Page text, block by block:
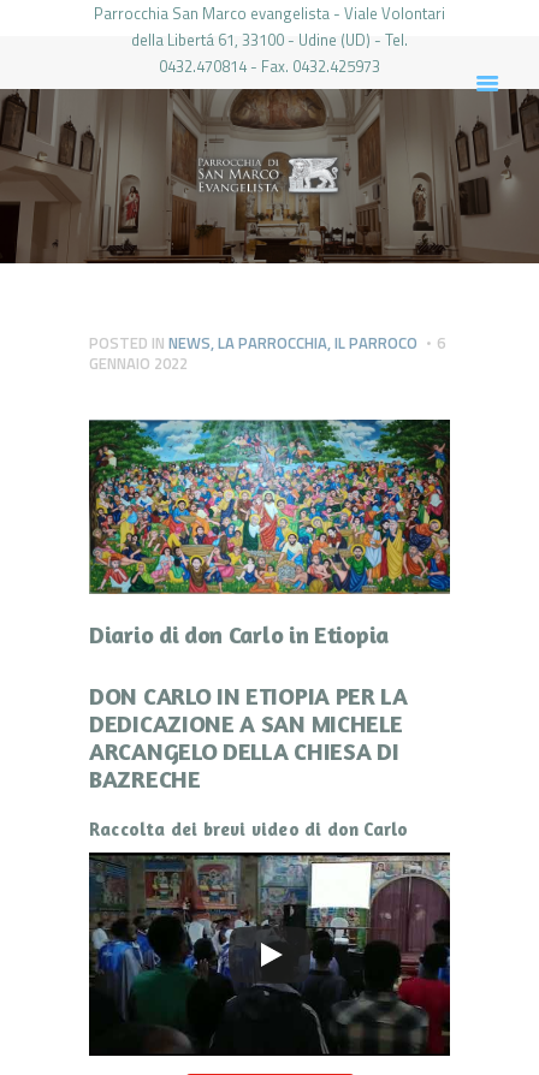
Parrocchia San Marco evangelista - Viale Volontari
della Libertá 61, 33100 - Udine (UD) - Tel.
0432.470814 - Fax. 0432.425973
PARROCCHIA DI SAN MARCO UDINE
HOME
LA PARROCCHIA
IL PARROCO
LE ATTIVITÀ
PIERABECH
FOTO E VIDEO
CONTATTI
LOGIN
POSTED IN NEWS,LA PARROCCHIA,IL PARROCO
6
GENNAIO 2022
Diario di don Carlo in Etiopia
DON CARLO IN ETIOPIA PER LA
DEDICAZIONE A SAN MICHELE
ARCANGELO DELLA CHIESA DI
BAZRECHE
Raccolta dei brevi video di don Carlo